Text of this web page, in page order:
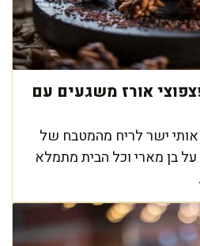
אורז משגעים עם
ישר לריח מהמטבח של
בן מארי וכל הבית מתמלא